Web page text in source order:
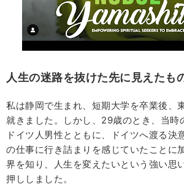
人生の迷路を抜けた先に見えたも
私は静岡で生まれ、短期大学を卒業後、
就きました。しかし、29歳のとき、当時
ドイツ人男性とともに、ドイツへ渡る決
の仕事に行き詰まりを感じていたことに
界を知り、人生を変えたいという強い思
押ししました。